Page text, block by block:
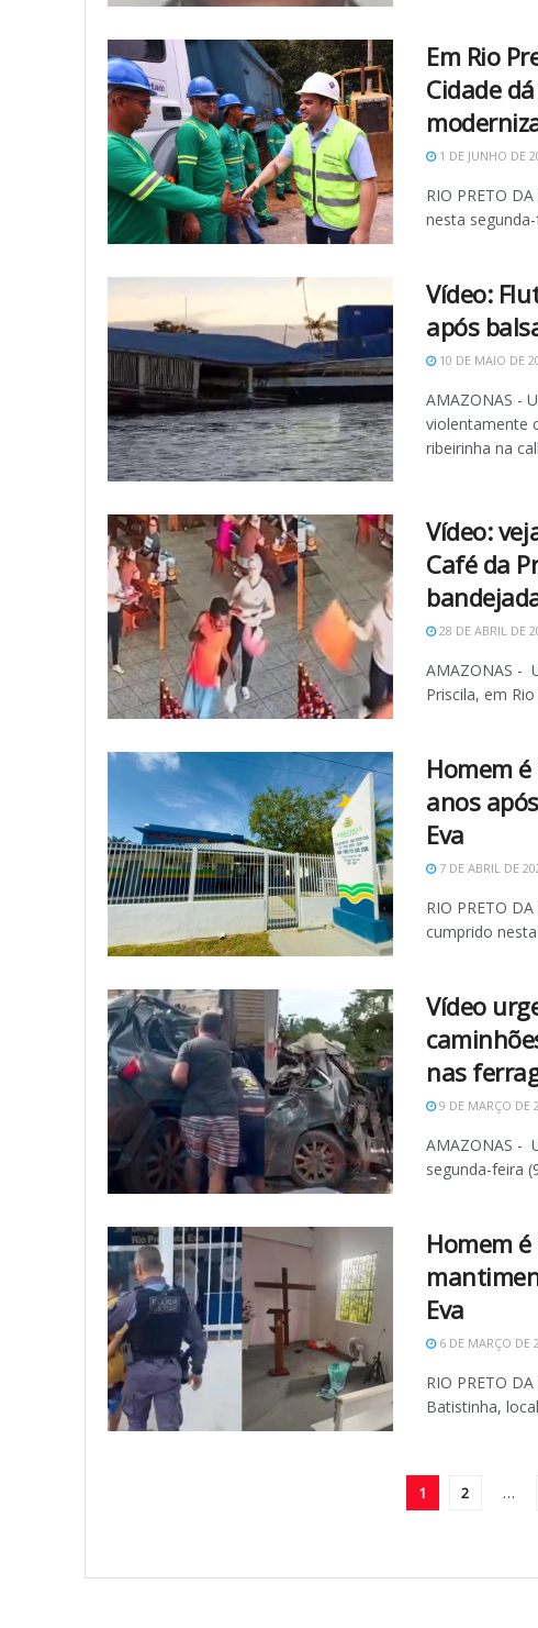
Em Rio
Cidade
1 DE JUNHO DE
RIO PRETO
nesta
Vídeo:
após
10 DE MAIO DE
AMAZONAS -
violentamente
ribeirinha na
Vídeo:
Café da
28 DE ABRIL DE
AMAZONAS -
Priscila, em
Homem
anos
Eva
7 DE ABRIL DE
RIO PRETO
cumprido
Vídeo
nas
9 DE MARÇO DE
AMAZONAS -
segunda-feira
Homem
Eva
6 DE MARÇO DE
RIO PRETO
Batistinha,
1 2 …